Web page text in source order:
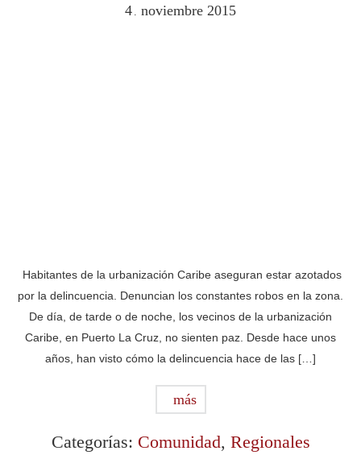
4 . noviembre 2015
Habitantes de la urbanización Caribe aseguran estar azotados
por la delincuencia. Denuncian los constantes robos en la zona.
De día, de tarde o de noche, los vecinos de la urbanización
Caribe, en Puerto La Cruz, no sienten paz. Desde hace unos
años, han visto cómo la delincuencia hace de las […]
más
Categorías: Comunidad, Regionales